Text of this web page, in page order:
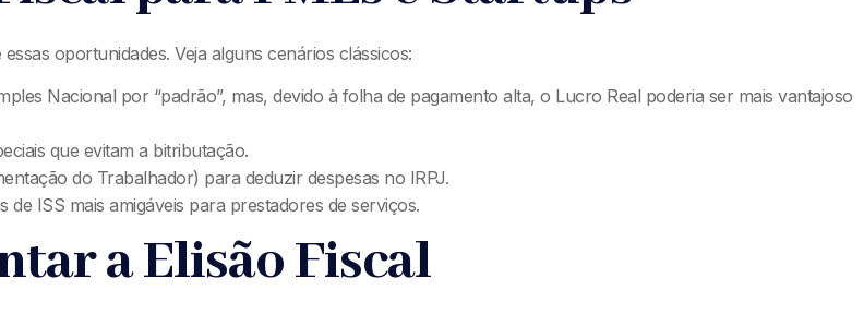
oportunidades. Veja alguns cenários clássicos:
Nacional por “padrão”, mas, devido à folha de pagamento alta, o Lucro Real poderia ser mais vantajoso
que evitam a bitributação.
do Trabalhador) para deduzir despesas no IRPJ.
ISS mais amigáveis para prestadores de serviços.
a Elisão Fiscal